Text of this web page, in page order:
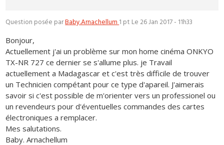
Question posée parBaby.Arnachellum1 pt Le 26 Jan 2017 - 11h33
Bonjour,
Actuellement j'ai un problème sur mon home cinéma ONKYO
TX-NR 727 ce dernier se s'allume plus. je Travail
actuellement a Madagascar et c'est très difficile de trouver
un Technicien compétant pour ce type d'apareil. J'aimerais
savoir si c'est possible de m'orienter vers un professionel ou
un revendeurs pour d'éventuelles commandes des cartes
électroniques a remplacer.
Mes salutations.
Baby. Arnachellum